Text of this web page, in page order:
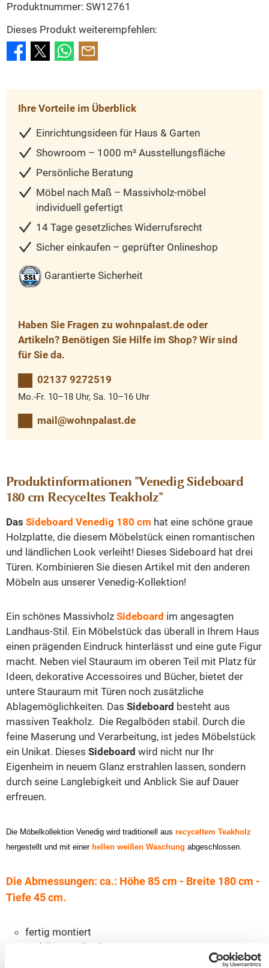
Produktnummer: SW12761
Dieses Produkt weiterempfehlen:
Ihre Vorteile im Überblick
Einrichtungsideen für Haus & Garten
Showroom – 1000 m² Ausstellungsfläche
Persönliche Beratung
Möbel nach Maß – Massivholz-möbel
individuell gefertigt
14 Tage gesetzliches Widerrufsrecht
Sicher einkaufen – geprüfter Onlineshop
Garantierte Sicherheit
Haben Sie Fragen zu wohnpalast.de oder
Artikeln? Benötigen Sie Hilfe im Shop? Wir sind
für Sie da.
02137 9272519
Mo.-Fr. 10–18 Uhr, Sa. 10–16 Uhr
mail@wohnpalast.de
Produktinformationen "Venedig Sideboard
180 cm Recyceltes Teakholz"
Das Sideboard Venedig 180 cm hat eine schöne graue
Holzplatte, die diesem Möbelstück einen romantischen
und ländlichen Look verleiht! Dieses Sideboard hat drei
Türen. Kombinieren Sie diesen Artikel mit den anderen
Möbeln aus unserer Venedig-Kollektion!
Ein schönes Massivholz Sideboard im angesagten
Landhaus-Stil. Ein Möbelstück das überall in Ihrem Haus
einen prägenden Eindruck hinterlässt und eine gute Figur
macht. Neben viel Stauraum im oberen Teil mit Platz für
Ideen, dekorative Accessoires und Bücher, bietet der
untere Stauraum mit Türen noch zusätzliche
Ablagemöglichkeiten. Das Sideboard besteht aus
massiven Teakholz. Die Regalböden stabil. Durch die
feine Maserung und Verarbeitung, ist jedes Möbelstück
ein Unikat. Dieses Sideboard wird nicht nur Ihr
Eigenheim in neuem Glanz erstrahlen lassen, sondern
durch seine Langlebigkeit und Anblick Sie auf Dauer
erfreuen.
Die Möbelkollektion Venedig wird traditionell aus recyceltem Teakholz
hergestellt und mit einerhellen weißen Waschung abgeschlossen.
Die Abmessungen: ca.: Höhe 85 cm - Breite 180 cm -
Tiefe 45 cm.
fertig montiert
stabile Regalböden